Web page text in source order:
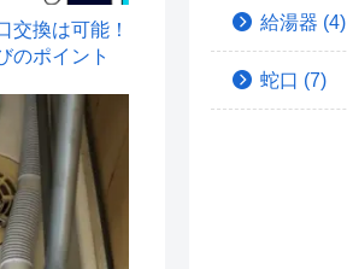
交換は可能！
のポイント
給湯器 (4)
蛇口 (7)